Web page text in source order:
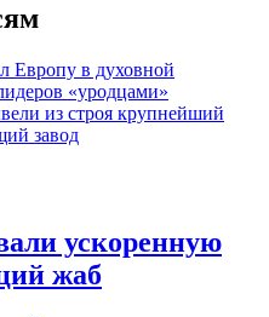
Европу в духовной
«уродцами»
из строя крупнейший
завод
ускоренную
жаб